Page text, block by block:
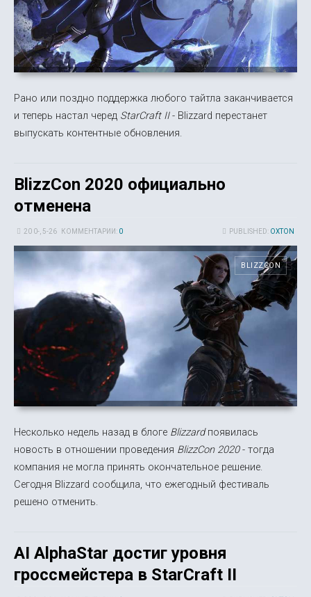
Рано или поздно поддержка любого тайтла заканчивается
и теперь настал черед StarCraft II- Blizzard перестанет
выпускать контентные обновления.
BlizzCon 2020 официально
отменена
PUBLISHED: OXTON
20 0-, 5-26 КОММЕНТАРИИ: 0
BLIZZCON
Несколько недель назад в блоге Blizzardпоявилась
новость в отношении проведения BlizzCon 2020- тогда
компания не могла принять окончательное решение.
Сегодня Blizzard сообщила, что ежегодный фестиваль
решено отменить.
AI AlphaStar достиг уровня
гроссмейстера в StarCraft II